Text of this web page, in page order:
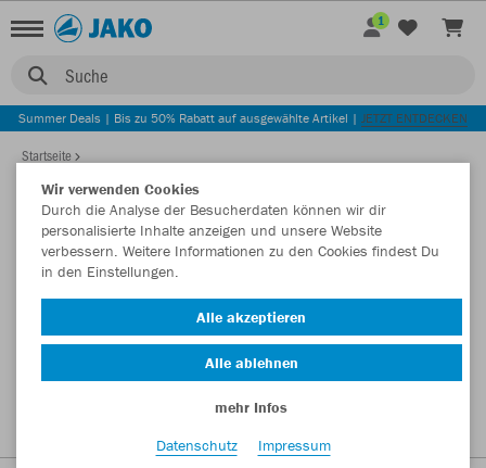
Suche
1
Summer Deals | Bis zu 50% Rabatt auf ausgewählte Artikel | JETZT ENTDECKEN
Startseite
Wir verwenden Cookies
Durch die Analyse der Besucherdaten können wir dir
personalisierte Inhalte anzeigen und unsere Website
verbessern. Weitere Informationen zu den Cookies findest Du
in den Einstellungen.
Alle akzeptieren
Alle ablehnen
mehr Infos
Datenschutz
Impressum